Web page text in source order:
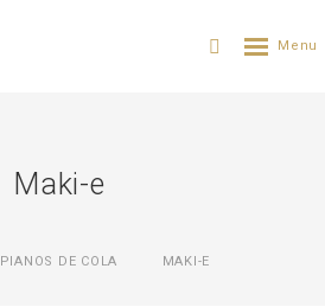
Maki-e
PIANOS DE COLA MAKI-E